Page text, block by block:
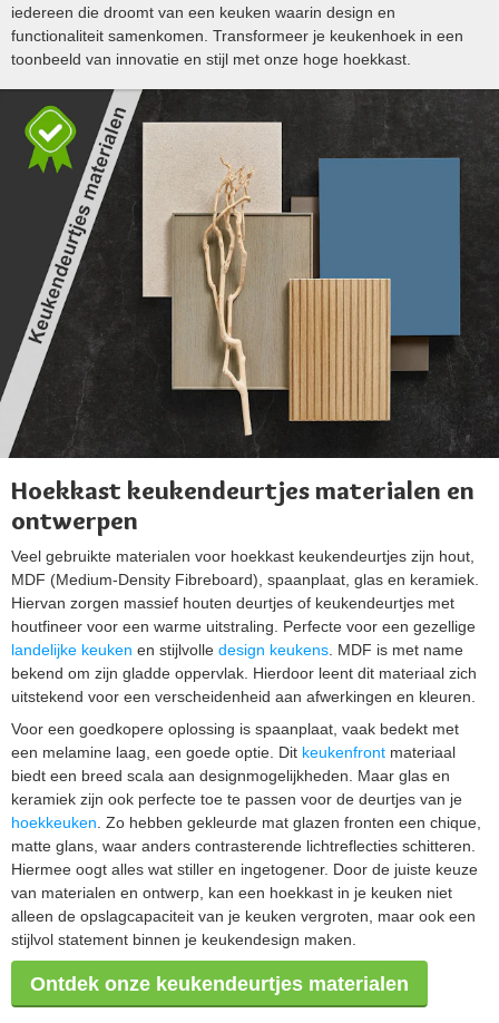
iedereen die droomt van een keuken waarin design en
functionaliteit samenkomen. Transformeer je keukenhoek in een
toonbeeld van innovatie en stijl met onze hoge hoekkast.
Hoekkast keukendeurtjes materialen en
ontwerpen
Veel gebruikte materialen voor hoekkast keukendeurtjes zijn hout,
MDF (Medium-Density Fibreboard), spaanplaat, glas en keramiek.
Hiervan zorgen massief houten deurtjes of keukendeurtjes met
houtfineer voor een warme uitstraling. Perfecte voor een gezellige
landelijke keuken en stijlvolle design keukens. MDF is met name
bekend om zijn gladde oppervlak. Hierdoor leent dit materiaal zich
uitstekend voor een verscheidenheid aan afwerkingen en kleuren.
Voor een goedkopere oplossing is spaanplaat, vaak bedekt met
een melamine laag, een goede optie. Dit keukenfront materiaal
biedt een breed scala aan designmogelijkheden. Maar glas en
keramiek zijn ook perfecte toe te passen voor de deurtjes van je
hoekkeuken. Zo hebben gekleurde mat glazen fronten een chique,
matte glans, waar anders contrasterende lichtreflecties schitteren.
Hiermee oogt alles wat stiller en ingetogener. Door de juiste keuze
van materialen en ontwerp, kan een hoekkast in je keuken niet
alleen de opslagcapaciteit van je keuken vergroten, maar ook een
stijlvol statement binnen je keukendesign maken.
Ontdek onze keukendeurtjes materialen